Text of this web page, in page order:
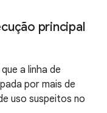
principal
a linha de
por mais de
uso suspeitos no